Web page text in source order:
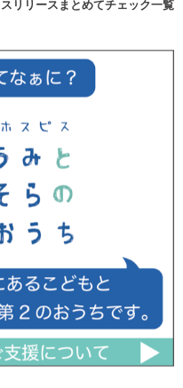
リリースまとめてチェック一覧